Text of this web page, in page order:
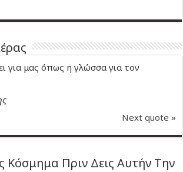
για μας όπως η γλώσσα για τον
Next quote »
Κόσμημα Πριν Δεις Αυτήν Την